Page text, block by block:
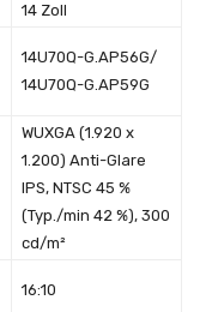
14 Zoll
14U70Q-G.AP56G/
14U70Q-G.AP59G
WUXGA (1.920 x
1.200) Anti-Glare
IPS, NTSC 45 %
(Typ./min 42 %), 300
cd/m²
16:10